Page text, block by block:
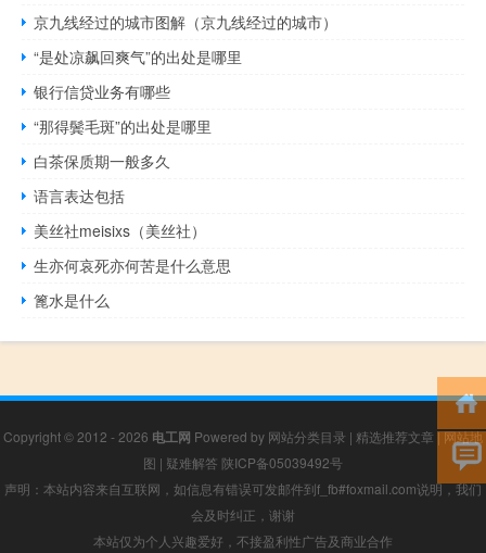
京九线经过的城市图解（京九线经过的城市）
“是处凉飙回爽气”的出处是哪里
银行信贷业务有哪些
“那得鬓毛斑”的出处是哪里
白茶保质期一般多久
语言表达包括
美丝社meisixs（美丝社）
生亦何哀死亦何苦是什么意思
篦水是什么
Copyright © 2012 - 2026 电工网 Powered by 网站分类目录 | 精选推荐文章 |网站地
图 | 疑难解答 陕ICP备05039492号
声明：本站内容来自互联网，如信息有错误可发邮件到f_fb#foxmail.com说明，我们
会及时纠正，谢谢
本站仅为个人兴趣爱好，不接盈利性广告及商业合作